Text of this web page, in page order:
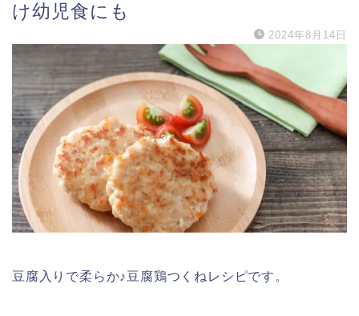
け幼児食にも
2024年8月14日
豆腐入りで柔らか♪豆腐鶏つくねレシピです。